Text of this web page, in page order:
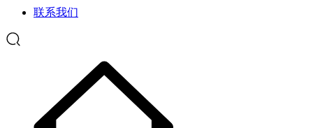
联系我们